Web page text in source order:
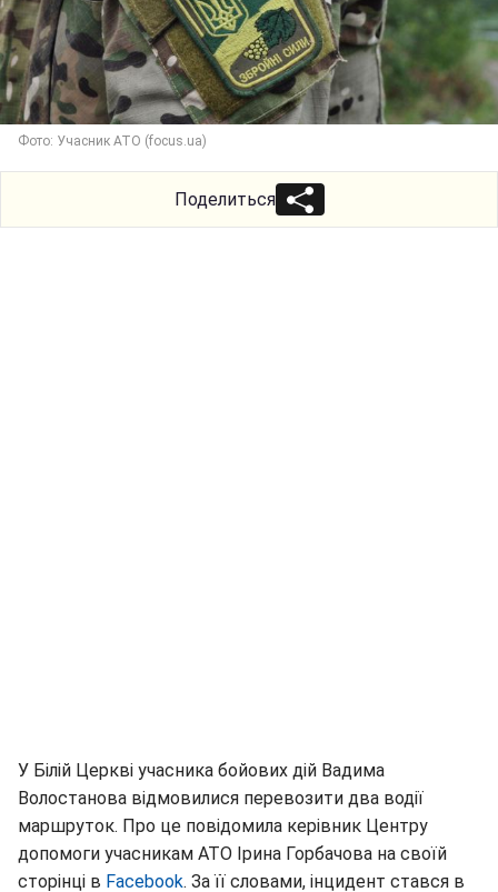
Фото: Учасник АТО (focus.ua)
Поделиться
У Білій Церкві учасника бойових дій Вадима
Волостанова відмовилися перевозити два водії
маршруток. Про це повідомила керівник Центру
допомоги учасникам АТО Ірина Горбачова на своїй
сторінці в Facebook. За її словами, інцидент стався в